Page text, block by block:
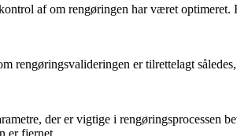
af om rengøringen har været optimeret.
rengøringsvalideringen er tilrettelagt
der er vigtige i rengøringsprocessen
er fjernet.